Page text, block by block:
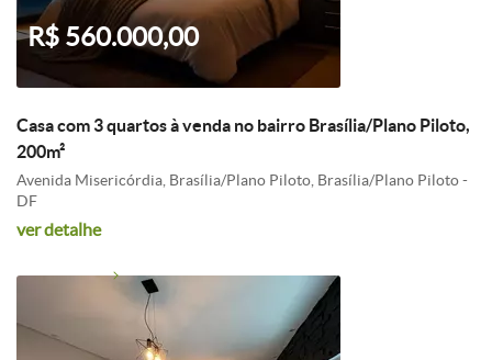
R$ 560.000,00
Casa com 3 quartos à venda no bairro Brasília/Plano Piloto,
200m²
Avenida Misericórdia, Brasília/Plano Piloto, Brasília/Plano Piloto -
DF
ver detalhe